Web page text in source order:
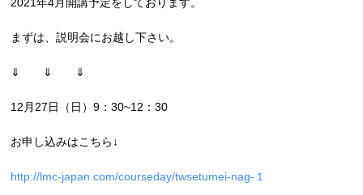
まずは、説明会にお越し下さい。
⇓ ⇓ ⇓
12月27日（日）9：30~12：30
お申し込みはこちら↓
http://lmc-japan.com/courseday/twsetumei-nag-１